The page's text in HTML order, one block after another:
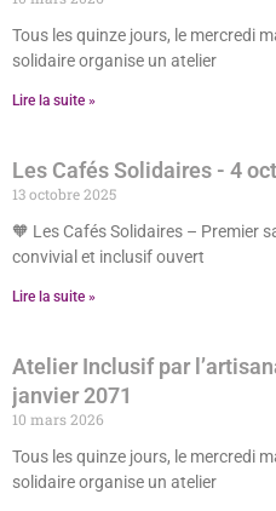
Tous les quinze jours, le mercredi
solidaire organise un atelier
Lire la suite »
Les Cafés Solidaires - 4
13 octobre 2025
🧡 Les Cafés Solidaires – Premier
convivial et inclusif ouvert
Lire la suite »
Atelier Inclusif par
janvier 2071
10 mars 2026
Tous les quinze jours, le mercredi
solidaire organise un atelier